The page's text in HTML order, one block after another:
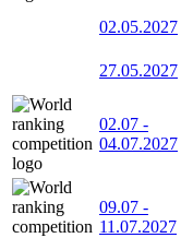
02.05.2027
27.05.2027
02.07 -
04.07.2027
09.07 -
11.07.2027